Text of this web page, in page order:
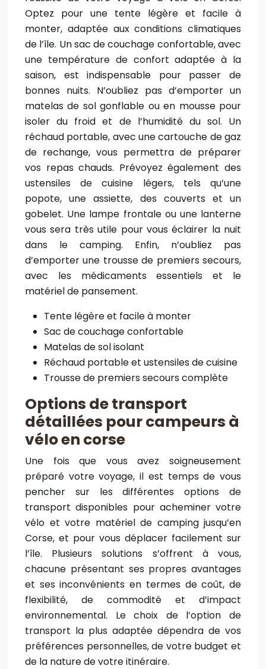
Optez pour une tente légère et facile à
monter, adaptée aux conditions climatiques
de l’île. Un sac de couchage confortable, avec
une température de confort adaptée à la
saison, est indispensable pour passer de
bonnes nuits. N’oubliez pas d’emporter un
matelas de sol gonflable ou en mousse pour
isoler du froid et de l’humidité du sol. Un
réchaud portable, avec une cartouche de gaz
de rechange, vous permettra de préparer
vos repas chauds. Prévoyez également des
ustensiles de cuisine légers, tels qu’une
popote, une assiette, des couverts et un
gobelet. Une lampe frontale ou une lanterne
vous sera très utile pour vous éclairer la nuit
dans le camping. Enfin, n’oubliez pas
d’emporter une trousse de premiers secours,
avec les médicaments essentiels et le
matériel de pansement.
Tente légère et facile à monter
Sac de couchage confortable
Matelas de sol isolant
Réchaud portable et ustensiles de cuisine
Trousse de premiers secours complète
Options de transport
détaillées pour campeurs à
vélo en corse
Une fois que vous avez soigneusement
préparé votre voyage, il est temps de vous
pencher sur les différentes options de
transport disponibles pour acheminer votre
vélo et votre matériel de camping jusqu’en
Corse, et pour vous déplacer facilement sur
l’île. Plusieurs solutions s’offrent à vous,
chacune présentant ses propres avantages
et ses inconvénients en termes de coût, de
flexibilité, de commodité et d’impact
environnemental. Le choix de l’option de
transport la plus adaptée dépendra de vos
préférences personnelles, de votre budget et
de la nature de votre itinéraire.